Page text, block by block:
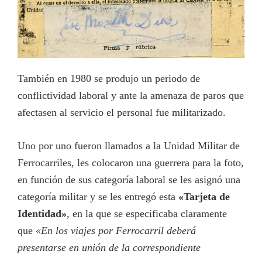
También en 1980 se produjo un periodo de
conflictividad laboral y ante la amenaza de paros que
afectasen al servicio el personal fue militarizado.
Uno por uno fueron llamados a la Unidad Militar de
Ferrocarriles, les colocaron una guerrera para la foto,
en función de sus categoría laboral se les asignó una
categoría militar y se les entregó esta «Tarjeta de
Identidad», en la que se especificaba claramente
que «En los viajes por Ferrocarril deberá
presentarse en unión de la correspondiente